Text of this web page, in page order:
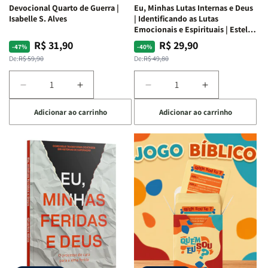
Devocional Quarto de Guerra |
Isabelle S. Alves
-47%
Preço
normal
De:R$ 59,90
Preço
promocional
R$ 31,90
Diminuir
a
quantidade
de
Devocional
Quarto
de
Guerra
Isabelle
S.
Alves
Aumentar
a
quantidade
de
Devocional
Quarto
Guerra
Isabelle
S.
Alves
Adicionar ao carrinho
Eu, Minhas Lutas Internas e Deus
| Identificando as Lutas
Emocionais e Espirituais | Estela
Costa
-40%
Preço
normal
De:R$ 49,80
Preço
promocional
R$ 29,90
Diminuir
a
quantidade
de
Eu,
Minhas
Lutas
Internas
e
Deus
|
Identificando
Lutas
Aumentar
a
quantidade
de
Eu,
Minhas
Lutas
Internas
e
Deus
|
Identificando
as
Lutas
Adicionar ao carrinho